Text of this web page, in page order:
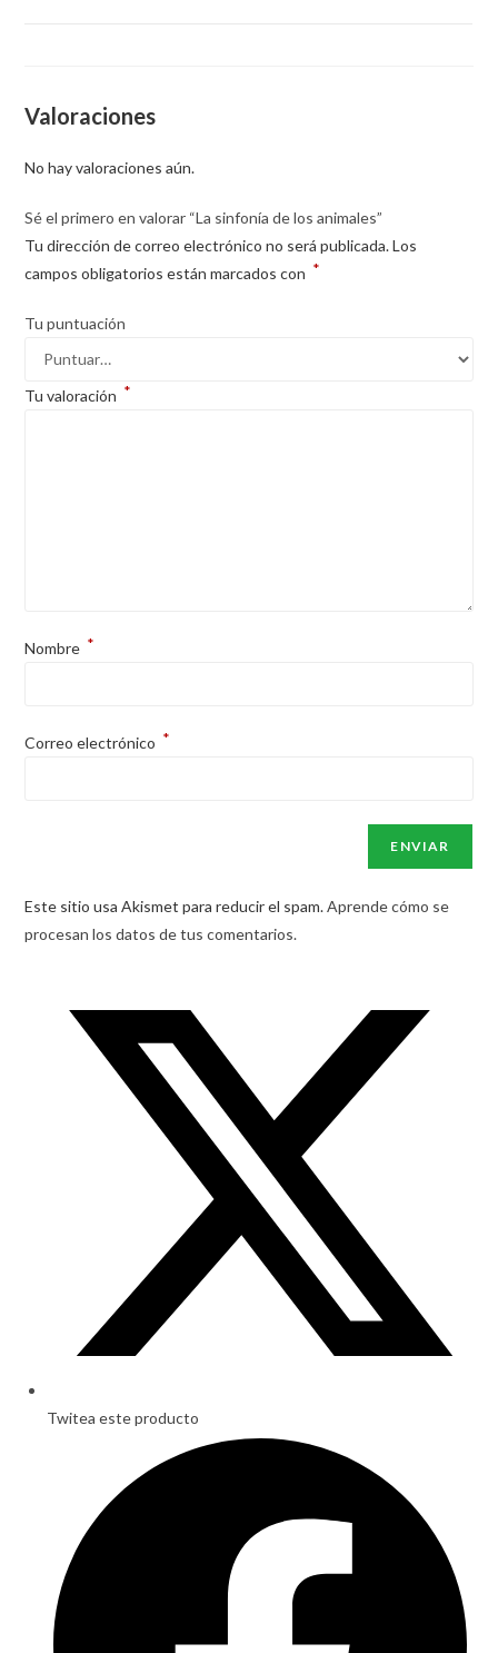
Valoraciones
No hay valoraciones aún.
Sé el primero en valorar “La sinfonía de los animales”
Tu dirección de correo electrónico no será publicada. Los
campos obligatorios están marcados con *
Tu puntuación
Tu valoración *
Nombre *
Correo electrónico *
Este sitio usa Akismet para reducir el spam.Aprende cómo se
procesan los datos de tus comentarios.
Twitea este producto
window